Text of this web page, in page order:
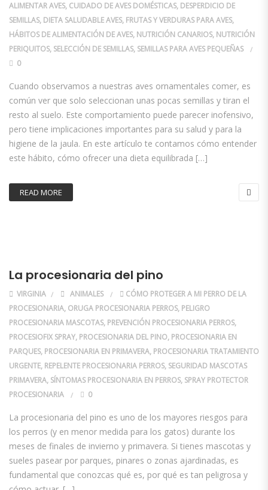
ALIMENTAR AVES, CUIDADO DE AVES DOMÉSTICAS, DESPERDICIO DE
SEMILLAS, DIETA SALUDABLE AVES, FRUTAS Y VERDURAS PARA AVES,
HÁBITOS DE ALIMENTACIÓN DE AVES, NUTRICIÓN CANARIOS, NUTRICIÓN
PERIQUITOS, SELECCIÓN DE SEMILLAS, SEMILLAS PARA AVES PEQUEÑAS
0
Cuando observamos a nuestras aves ornamentales comer, es
común ver que solo seleccionan unas pocas semillas y tiran el
resto al suelo. Este comportamiento puede parecer inofensivo,
pero tiene implicaciones importantes para su salud y para la
higiene de la jaula. En este artículo te contamos cómo entender
este hábito, cómo ofrecer una dieta equilibrada […]
READ MORE
La procesionaria del pino
VIRGINIA ANIMALES
CÓMO PROTEGER A MI PERRO DE LA
PROCESIONARIA, ORUGA PROCESIONARIA PERROS, PELIGRO
PROCESIONARIA MASCOTAS, PREVENCIÓN PROCESIONARIA PERROS,
PROCESIOFIX SPRAY, PROCESIONARIA DEL PINO, PROCESIONARIA EN
PARQUES, PROCESIONARIA EN PRIMAVERA, PROCESIONARIA TRATAMIENTO
URGENTE, REPELENTE PROCESIONARIA PERROS, SEGURIDAD MASCOTAS
PRIMAVERA, SÍNTOMAS PROCESIONARIA EN PERROS, SPRAY PROTECTOR
PROCESIONARIA
0
La procesionaria del pino es uno de los mayores riesgos para
los perros (y en menor medida para los gatos) durante los
meses de finales de invierno y primavera. Si tienes mascotas y
sueles pasear por parques, pinares o zonas ajardinadas, es
fundamental que conozcas qué es, por qué es tan peligrosa y